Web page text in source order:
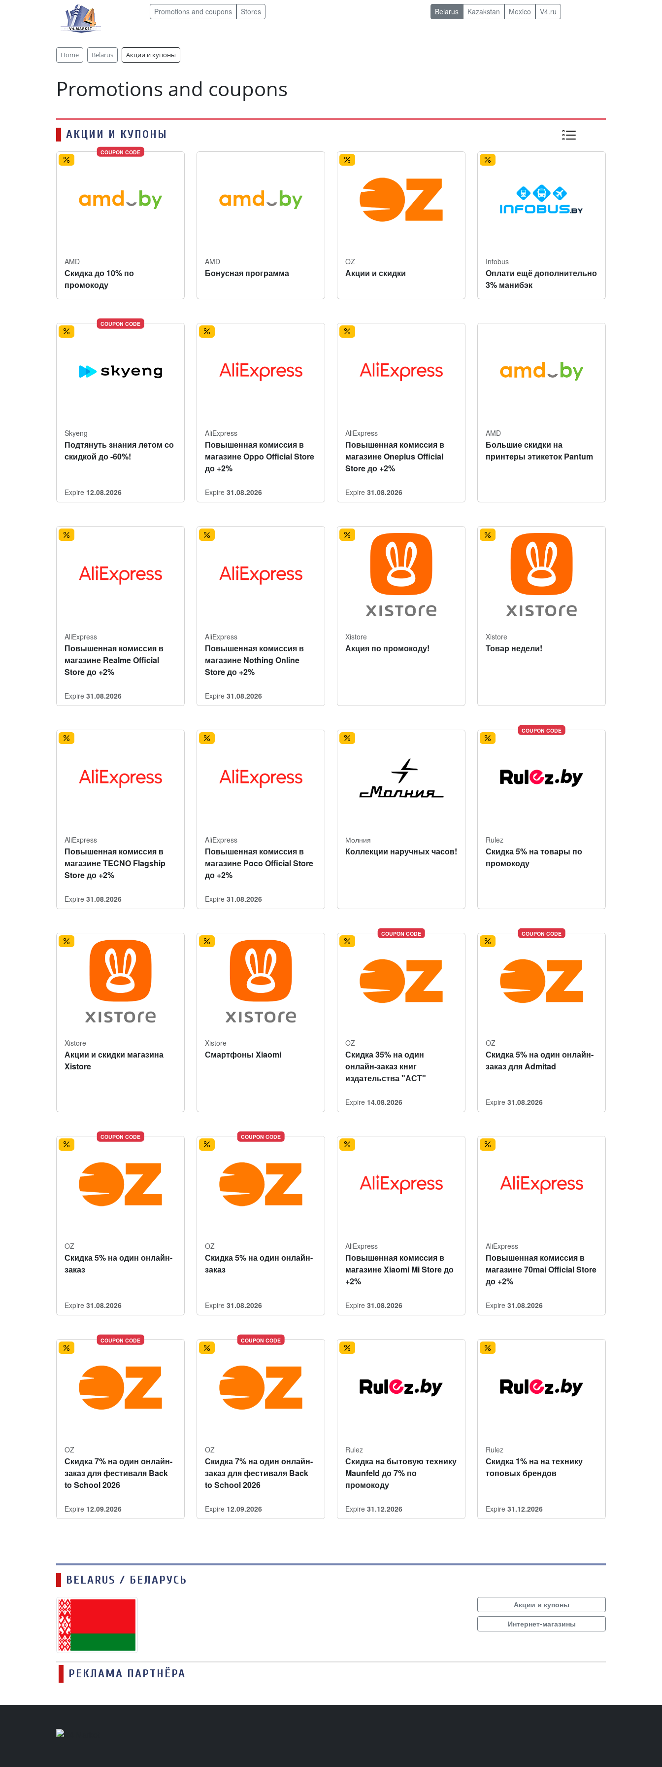
Promotions and coupons Stores Belarus Kazakstan Mexico V4.ru
Home Belarus Акции и купоны
Promotions and coupons
АКЦИИ И КУПОНЫ
COUPON CODE
AMD
Скидка до 10% по
промокоду
AMD
Бонусная программа
OZ
Акции и скидки
Infobus
Оплати ещё дополнительно
3% манибэк
COUPON CODE
Skyeng
Подтянуть знания летом со
скидкой до -60%!
Expire 12.08.2026
AliExpress
Повышенная комиссия в
магазине Oppo Official Store
до +2%
Expire 31.08.2026
AliExpress
Повышенная комиссия в
магазине Oneplus Official
Store до +2%
Expire 31.08.2026
AMD
Большие скидки на
принтеры этикеток Pantum
AliExpress
Повышенная комиссия в
магазине Realme Official
Store до +2%
Expire 31.08.2026
AliExpress
Повышенная комиссия в
магазине Nothing Online
Store до +2%
Expire 31.08.2026
Xistore
Акция по промокоду!
Xistore
Товар недели!
AliExpress
Повышенная комиссия в
магазине TECNO Flagship
Store до +2%
Expire 31.08.2026
AliExpress
Повышенная комиссия в
магазине Poco Official Store
до +2%
Expire 31.08.2026
Молния
Коллекции наручных часов!
COUPON CODE
Rulez
Скидка 5% на товары по
промокоду
Xistore
Акции и скидки магазина
Xistore
Xistore
Смартфоны Xiaomi
COUPON CODE
OZ
Скидка 35% на один
онлайн-заказ книг
издательства "АСТ"
Expire 14.08.2026
COUPON CODE
OZ
Скидка 5% на один онлайн-
заказ для Admitad
Expire 31.08.2026
COUPON CODE
OZ
Скидка 5% на один онлайн-
заказ
Expire 31.08.2026
COUPON CODE
OZ
Скидка 5% на один онлайн-
заказ
Expire 31.08.2026
AliExpress
Повышенная комиссия в
магазине Xiaomi Mi Store до
+2%
Expire 31.08.2026
AliExpress
Повышенная комиссия в
магазине 70mai Official Store
до +2%
Expire 31.08.2026
COUPON CODE
OZ
Скидка 7% на один онлайн-
заказ для фестиваля Back
to School 2026
Expire 12.09.2026
COUPON CODE
OZ
Скидка 7% на один онлайн-
заказ для фестиваля Back
to School 2026
Expire 12.09.2026
Rulez
Скидка на бытовую технику
Maunfeld до 7% по
промокоду
Expire 31.12.2026
Rulez
Скидка 1% на на технику
топовых брендов
Expire 31.12.2026
BELARUS / БЕЛАРУСЬ
Акции и купоны
Интернет-магазины
РЕКЛАМА ПАРТНЁРА